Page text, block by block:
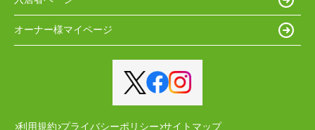
オーナー様マイページ
利用規約 プライバシーポリシー サイトマップ